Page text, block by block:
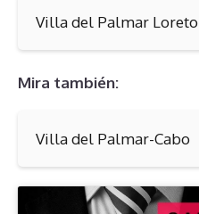
Villa del Palmar Loreto
Mira también:
Villa del Palmar-Cabo